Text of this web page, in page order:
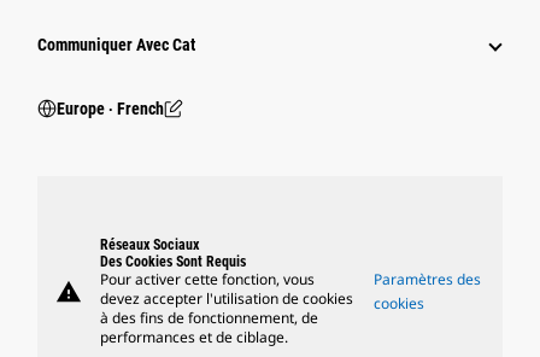
Communiquer Avec Cat
Europe ‧ French
warning
Réseaux Sociaux
Des Cookies Sont Requis
Pour activer cette fonction, vous
devez accepter l'utilisation de cookies
à des fins de fonctionnement, de
performances et de ciblage.
Paramètres des
cookies